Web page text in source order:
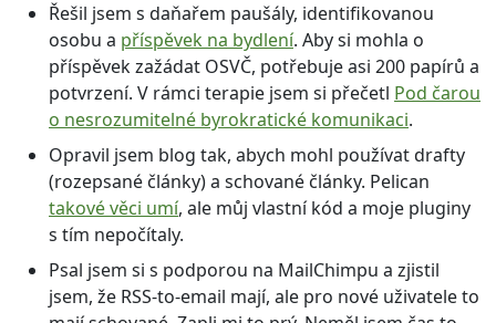
Řešil jsem s daňařem paušály, identifikovanou
osobu a příspěvek na bydlení. Aby si mohla o
příspěvek zažádat OSVČ, potřebuje asi 200 papírů a
potvrzení. V rámci terapie jsem si přečetl Pod čarou
o nesrozumitelné byrokratické komunikaci.
Opravil jsem blog tak, abych mohl používat drafty
(rozepsané články) a schované články. Pelican
takové věci umí, ale můj vlastní kód a moje pluginy
s tím nepočítaly.
Psal jsem si s podporou na MailChimpu a zjistil
jsem, že RSS-to-email mají, ale pro nové uživatele to